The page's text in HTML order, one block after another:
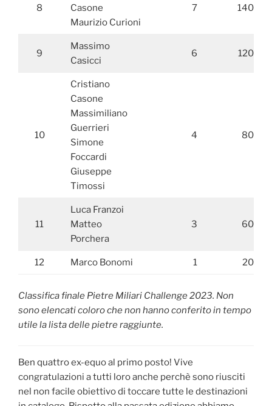
8
Casone
Maurizio Curioni
7 140
9
Massimo
Casicci
6 120
10
Cristiano
Casone
Massimiliano
Guerrieri
Simone
Foccardi
Giuseppe
Timossi
4 80
11
Luca Franzoi
Matteo
Porchera
3 60
12 Marco Bonomi 1 20
Classifica finale Pietre Miliari Challenge 2023. Non
sono elencati coloro che non hanno conferito in tempo
utile la lista delle pietre raggiunte.
Ben quattro ex-equo al primo posto! Vive
congratulazioni a tutti loro anche perchè sono riusciti
nel non facile obiettivo di toccare tutte le destinazioni